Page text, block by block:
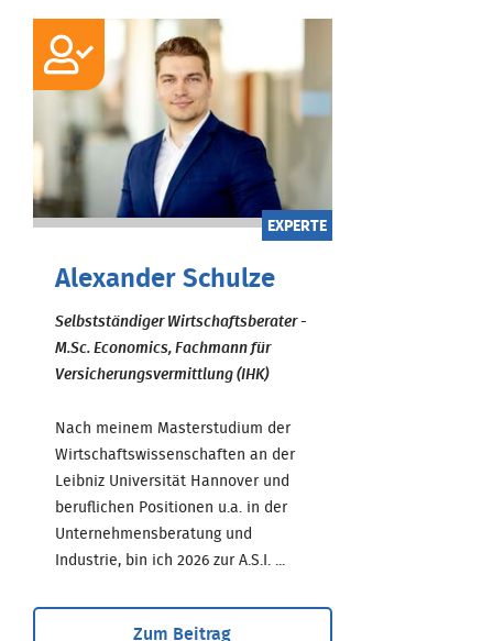
EXPERTE
Alexander Schulze
Selbstständiger Wirtschaftsberater -
M.Sc. Economics, Fachmann für
Versicherungsvermittlung (IHK)
Nach meinem Masterstudium der
Wirtschaftswissenschaften an der
Leibniz Universität Hannover und
beruflichen Positionen u.a. in der
Unternehmensberatung und
Industrie, bin ich 2026 zur A.S.I. ...
Zum Beitrag